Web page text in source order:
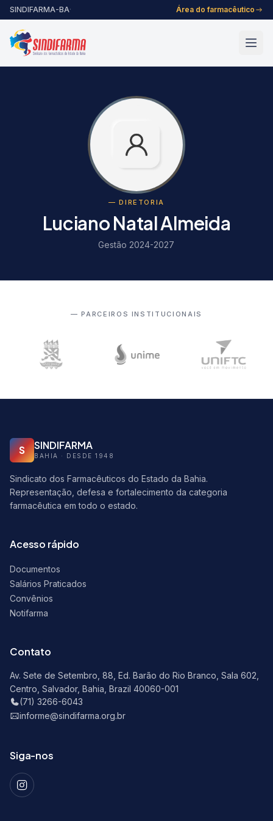
Pular para o conteúdo
SINDIFARMA-BA· Área do farmacêutico
— DIRETORIA
Luciano Natal Almeida
Gestão 2024-2027
— PARCEIROS INSTITUCIONAIS
S SINDIFARMA
BAHIA · DESDE 1948
Sindicato dos Farmacêuticos do Estado da Bahia.
Representação, defesa e fortalecimento da categoria
farmacêutica em todo o estado.
Acesso rápido
Documentos
Salários Praticados
Convênios
Notifarma
Contato
Av. Sete de Setembro, 88, Ed. Barão do Rio Branco, Sala 602,
Centro, Salvador, Bahia, Brazil 40060-001
(71) 3266-6043
informe@sindifarma.org.br
Siga-nos